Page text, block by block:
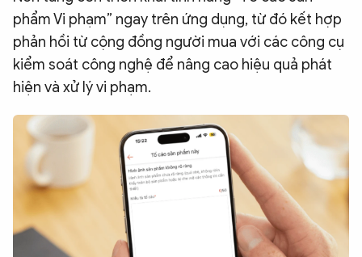
phẩm Vi phạm” ngay trên ứng dụng, từ đó kết hợp
phản hồi từ cộng đồng người mua với các công cụ
kiểm soát công nghệ để nâng cao hiệu quả phát
hiện và xử lý vi phạm.